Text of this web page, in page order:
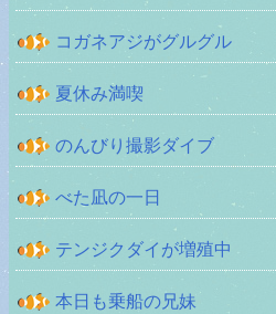
コガネアジがグルグル
夏休み満喫
のんびり撮影ダイブ
べた凪の一日
テンジクダイが増殖中
本日も乗船の兄妹